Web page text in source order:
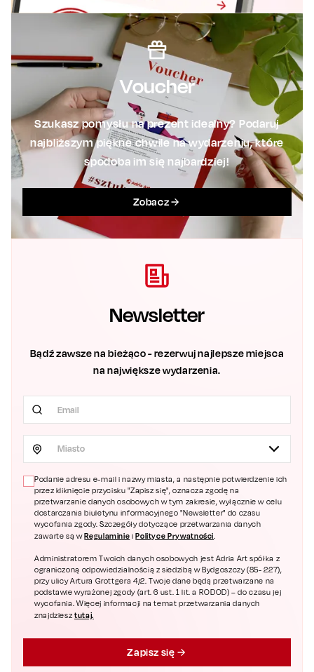
Voucher
Szukasz pomysłu na prezent idealny? Podaruj
najbliższym piękne chwile na wydarzeniu, które
spodoba im się najbardziej!
Zobacz
Newsletter
Bądź zawsze na bieżąco - rezerwuj najlepsze miejsca
na największe wydarzenia.
Miasto
Podanie adresu e-mail i nazwy miasta, a następnie potwierdzenie ich
przez kliknięcie przycisku "Zapisz się", oznacza zgodę na
przetwarzanie danych osobowych w tym zakresie, wyłącznie w celu
dostarczania biuletynu informacyjnego "Newsletter" do czasu
wycofania zgody. Szczegóły dotyczące przetwarzania danych
zawarte są wRegulaminie i Polityce Prywatności.
Administratorem Twoich danych osobowych jest Adria Art spółka z
ograniczoną odpowiedzialnością z siedzibą w Bydgoszczy (85- 227),
przy ulicy Artura Grottgera 4/2. Twoje dane będą przetwarzane na
podstawie wyrażonej zgody (art. 6 ust. 1 lit. a RODOD) – do czasu jej
wycofania. Więcej informacji na temat przetwarzania danych
znajdziesztutaj.
Zapisz się